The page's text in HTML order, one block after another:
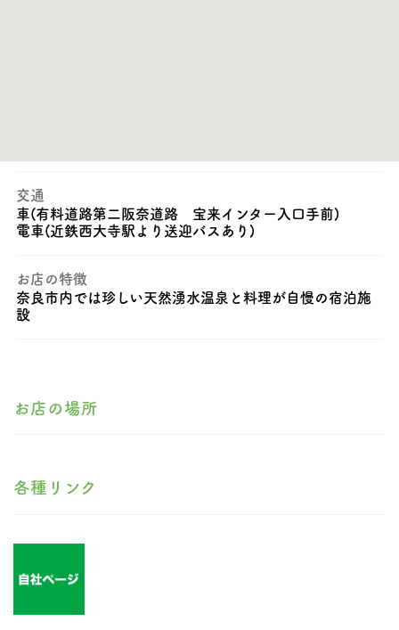
交通
車(有料道路第二阪奈道路 宝来インター入口手前)
電車(近鉄西大寺駅より送迎バスあり)
お店の特徴
奈良市内では珍しい天然湧水温泉と料理が自慢の宿泊施
設
お店の場所
各種リンク